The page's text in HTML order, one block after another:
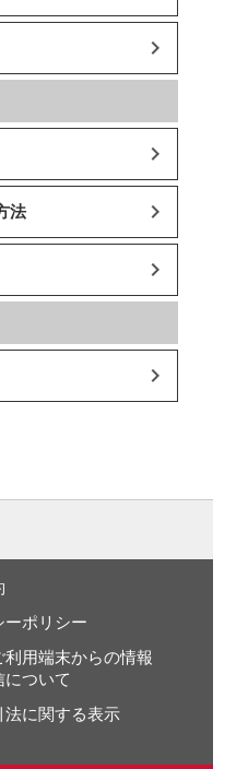
法
ーポリシー
利用端末からの情報
について
法に関する表示